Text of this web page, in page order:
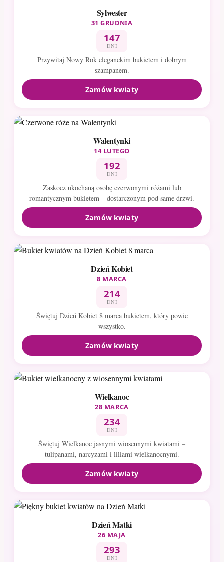
Sylwester
31 GRUDNIA
147
DNI
Przywitaj Nowy Rok eleganckim bukietem i dobrym
szampanem.
Zamów kwiaty
Walentynki
14 LUTEGO
192
DNI
Zaskocz ukochaną osobę czerwonymi różami lub
romantycznym bukietem – dostarczonym pod same drzwi.
Zamów kwiaty
Dzień Kobiet
8 MARCA
214
DNI
Świętuj Dzień Kobiet 8 marca bukietem, który powie
wszystko.
Zamów kwiaty
Wielkanoc
28 MARCA
234
DNI
Świętuj Wielkanoc jasnymi wiosennymi kwiatami –
tulipanami, narcyzami i liliami wielkanocnymi.
Zamów kwiaty
Dzień Matki
26 MAJA
293
DNI